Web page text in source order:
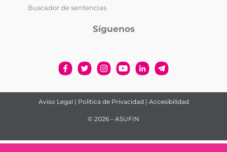
Buscador de sentencias
Síguenos
Aviso Legal | Política de Privacidad | Accesibilidad
© 2026 – ASUFIN